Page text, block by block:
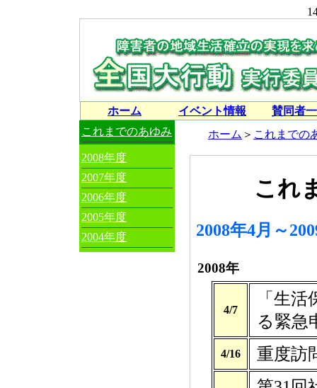
ホーム イベント情報
賛同者
ホーム ＞ これまでの
これ
2008年4月～
2008年
4/7
「生
る緊急
4/16 重度訪
これまでのあゆみ
2008年度
2007年度
2006年度
2005年度
2004年度